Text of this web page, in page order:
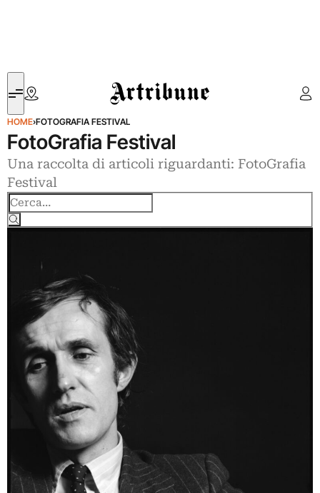
Artribune
HOME›FOTOGRAFIA FESTIVAL
FotoGrafia Festival
Una raccolta di articoli riguardanti: FotoGrafia
Festival